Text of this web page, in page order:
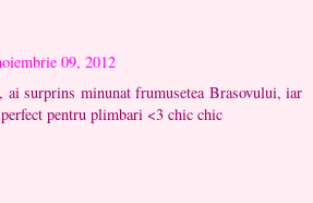
09, 2012
ai surprins minunat frumusetea Brasovului, iar
pentru plimbari <3 chic chic